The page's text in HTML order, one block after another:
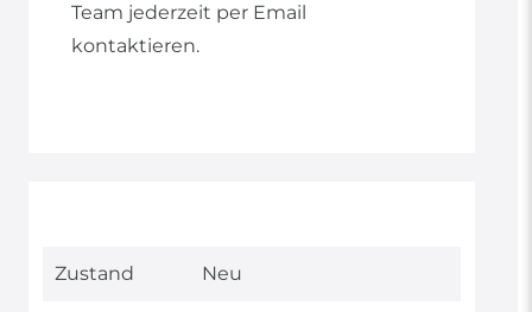
Team jederzeit per Email
kontaktieren.
Technisches
Wert
Zustand Neu